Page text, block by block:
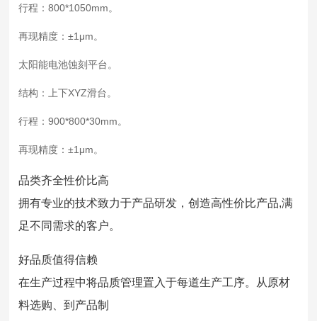
行程：800*1050mm。
再现精度：±1μm。
太阳能电池蚀刻平台。
结构：上下XYZ滑台。
行程：900*800*30mm。
再现精度：±1μm。
品类齐全性价比高
拥有专业的技术致力于产品研发，创造高性价比产品,满
足不同需求的客户。
好品质值得信赖
在生产过程中将品质管理置入于每道生产工序。从原材
料选购、到产品制